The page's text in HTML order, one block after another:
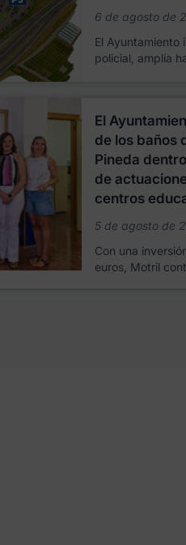
6 de agosto de
El Ayuntamiento
policial, amplía
El
de los baños
Pineda
de
centros
5 de agosto de
Con una
euros, Motril